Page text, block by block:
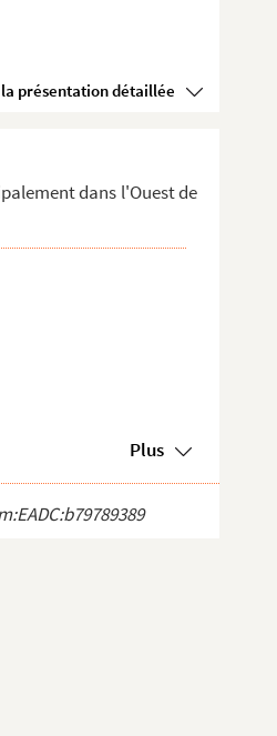
Voir la présentation détaillée
dans l'Ouest de
Plus